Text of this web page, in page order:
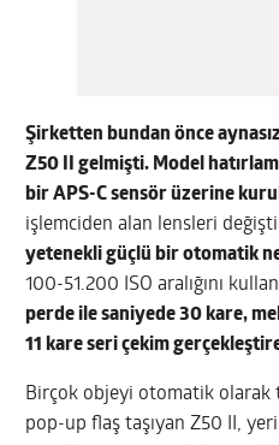
Şirketten bundan önce
Z50 II gelmişti. Model
bir APS-C sensör üzerine
işlemciden alan lensleri
yetenekli güçlü bir otomatik
100-51.200 ISO aralığını
perde ile saniyede 30 kare,
11 kare seri çekim
Birçok objeyi otomatik olarak
pop-up flaş taşıyan Z50 II,